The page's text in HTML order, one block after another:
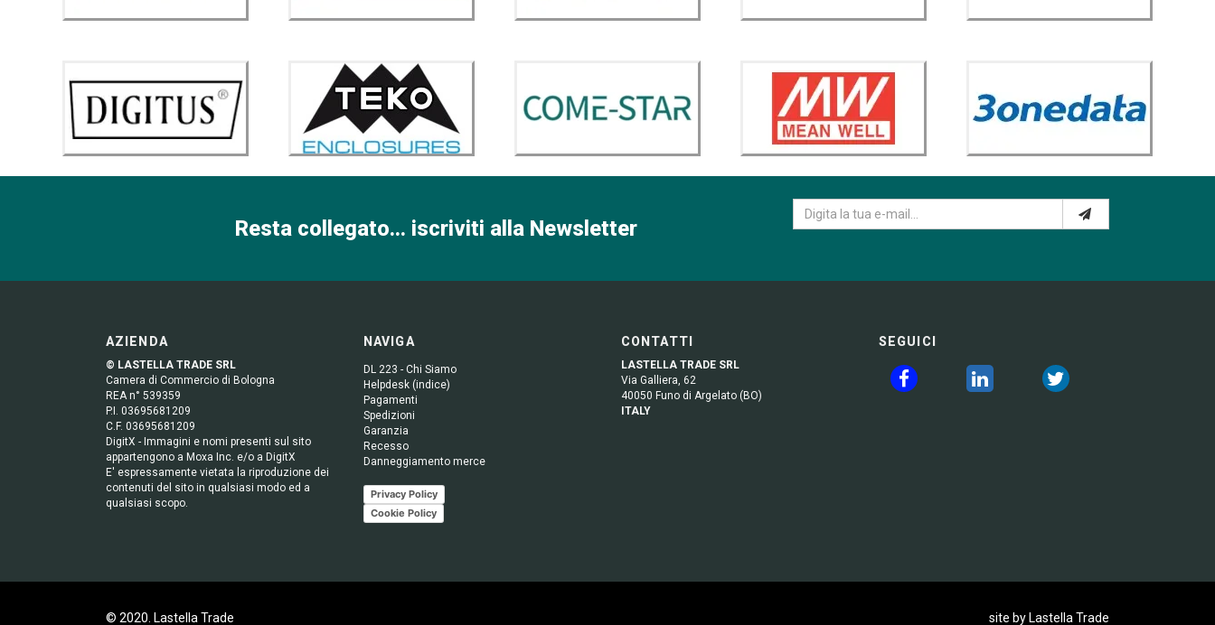
Resta collegato... iscriviti alla Newsletter
AZIENDA
© LASTELLA TRADE SRL
Camera di Commercio di Bologna
REA n° 539359
P.I. 03695681209
C.F. 03695681209
DigitX - Immagini e nomi presenti sul sito
appartengono a Moxa Inc. e/o a DigitX
E' espressamente vietata la riproduzione dei
contenuti del sito in qualsiasi modo ed a
qualsiasi scopo.
NAVIGA
DL 223 - Chi Siamo
Helpdesk (indice)
Pagamenti
Spedizioni
Garanzia
Recesso
Danneggiamento merce
Privacy Policy
Cookie Policy
CONTATTI
LASTELLA TRADE SRL
Via Galliera, 62
40050 Funo di Argelato (BO)
ITALY
SEGUICI
© 2020. Lastella Trade site by Lastella Trade